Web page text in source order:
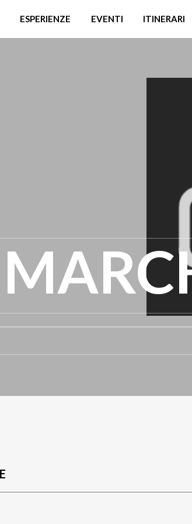
ESPERIENZE EVENTI ITINERARI